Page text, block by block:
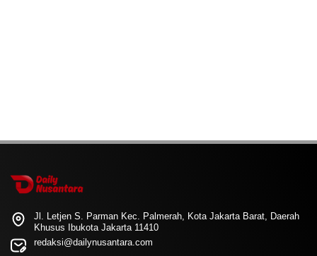
Jl. Letjen S. Parman Kec. Palmerah, Kota Jakarta Barat, Daerah
Khusus Ibukota Jakarta 11410
redaksi@dailynusantara.com